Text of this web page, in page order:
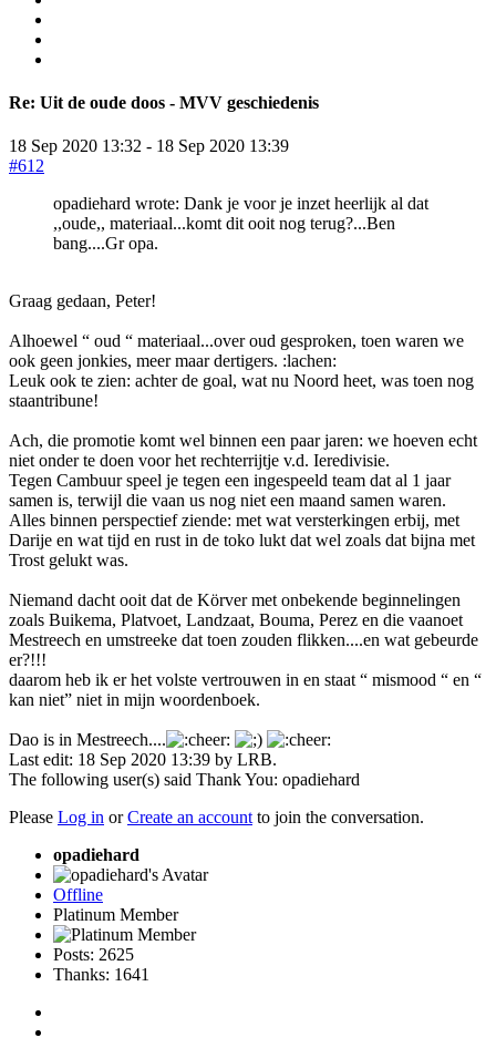
Re: Uit de oude doos - MVV geschiedenis
18 Sep 2020 13:32 - 18 Sep 2020 13:39
#612
opadiehard wrote: Dank je voor je inzet heerlijk al dat
,,oude,, materiaal...komt dit ooit nog terug?...Ben
bang....Gr opa.
Graag gedaan, Peter!
Alhoewel “ oud “ materiaal...over oud gesproken, toen waren we
ook geen jonkies, meer maar dertigers. :lachen:
Leuk ook te zien: achter de goal, wat nu Noord heet, was toen nog
staantribune!
Ach, die promotie komt wel binnen een paar jaren: we hoeven echt
niet onder te doen voor het rechterrijtje v.d. Ieredivisie.
Tegen Cambuur speel je tegen een ingespeeld team dat al 1 jaar
samen is, terwijl die vaan us nog niet een maand samen waren.
Alles binnen perspectief ziende: met wat versterkingen erbij, met
Darije en wat tijd en rust in de toko lukt dat wel zoals dat bijna met
Trost gelukt was.
Niemand dacht ooit dat de Körver met onbekende beginnelingen
zoals Buikema, Platvoet, Landzaat, Bouma, Perez en die vaanoet
Mestreech en umstreeke dat toen zouden flikken....en wat gebeurde
er?!!!
daarom heb ik er het volste vertrouwen in en staat “ mismood “ en “
kan niet” niet in mijn woordenboek.
Dao is in Mestreech....
Last edit: 18 Sep 2020 13:39 by LRB.
The following user(s) said Thank You: opadiehard
Please Log in orCreate an account to join the conversation.
opadiehard
Offline
Platinum Member
Posts: 2625
Thanks: 1641